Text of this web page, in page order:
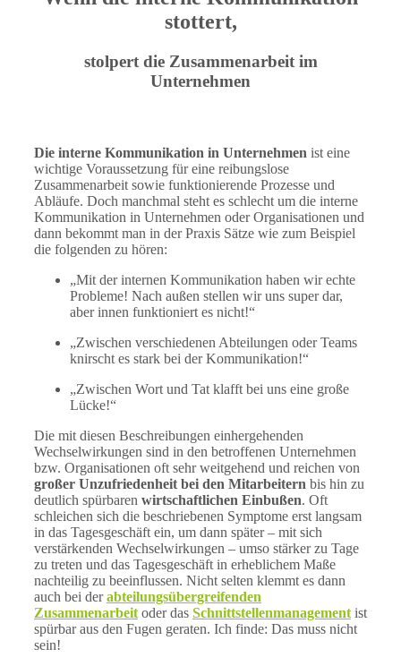
stottert,
stolpert die Zusammenarbeit im
Unternehmen
Die interne Kommunikation in Unternehmen ist eine
wichtige Voraussetzung für eine reibungslose
Zusammenarbeit sowie funktionierende Prozesse und
Abläufe. Doch manchmal steht es schlecht um die interne
Kommunikation in Unternehmen oder Organisationen und
dann bekommt man in der Praxis Sätze wie zum Beispiel
die folgenden zu hören:
„Mit der internen Kommunikation haben wir echte
Probleme! Nach außen stellen wir uns super dar,
aber innen funktioniert es nicht!“
„Zwischen verschiedenen Abteilungen oder Teams
knirscht es stark bei der Kommunikation!“
„Zwischen Wort und Tat klafft bei uns eine große
Lücke!“
Die mit diesen Beschreibungen einhergehenden
Wechselwirkungen sind in den betroffenen Unternehmen
bzw. Organisationen oft sehr weitgehend und reichen von
großer Unzufriedenheit bei den Mitarbeitern bis hin zu
deutlich spürbaren wirtschaftlichen Einbußen. Oft
schleichen sich die beschriebenen Symptome erst langsam
in das Tagesgeschäft ein, um dann später – mit sich
verstärkenden Wechselwirkungen – umso stärker zu Tage
zu treten und das Tagesgeschäft in erheblichem Maße
nachteilig zu beeinflussen. Nicht selten klemmt es dann
auch bei derabteilungsübergreifenden
Zusammenarbeit oder das Schnittstellenmanagement ist
spürbar aus den Fugen geraten. Ich finde: Das muss nicht
sein!